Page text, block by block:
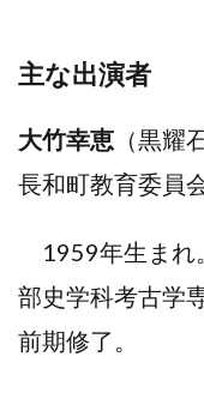
主な出演者
大竹幸恵 （黒耀
長和町教育委員
1959年生まれ
部史学科考古学
前期修了。